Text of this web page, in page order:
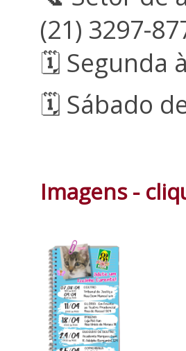
(21) 3297-
🗓 Segunda
🗓 Sábado
Imagens -